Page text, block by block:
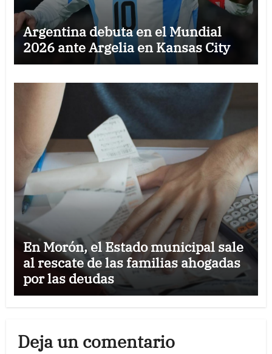
Argentina debuta en el Mundial
2026 ante Argelia en Kansas City
En Morón, el Estado municipal sale
al rescate de las familias ahogadas
por las deudas
Deja un comentario